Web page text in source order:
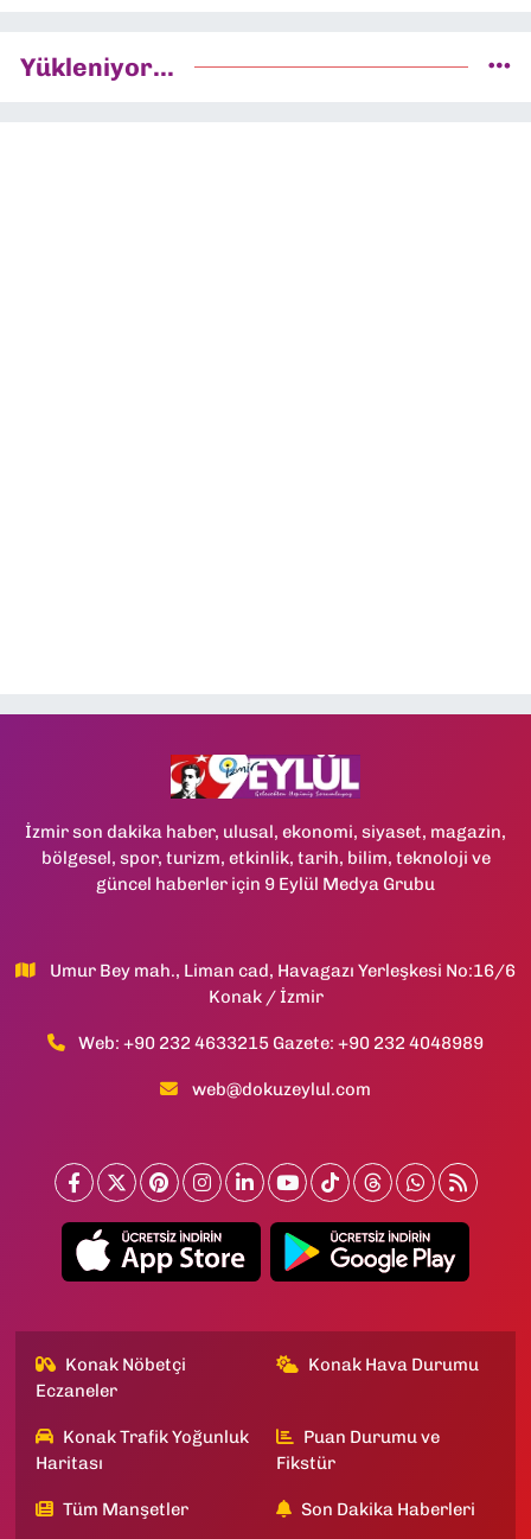
Yükleniyor...
İzmir son dakika haber, ulusal, ekonomi, siyaset, magazin,
bölgesel, spor, turizm, etkinlik, tarih, bilim, teknoloji ve
güncel haberler için 9 Eylül Medya Grubu
Umur Bey mah., Liman cad, Havagazı Yerleşkesi No:16/6
Konak / İzmir
Web: +90 232 4633215 Gazete: +90 232 4048989
web@dokuzeylul.com
Konak Nöbetçi
Eczaneler
Konak Hava Durumu
Konak Trafik Yoğunluk
Haritası
Puan Durumu ve
Fikstür
Tüm Manşetler Son Dakika Haberleri